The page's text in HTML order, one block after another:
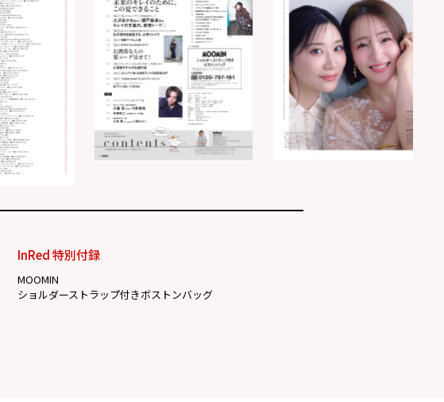
InRed 特別付録
MOOMIN
ショルダーストラップ付きボストンバッグ